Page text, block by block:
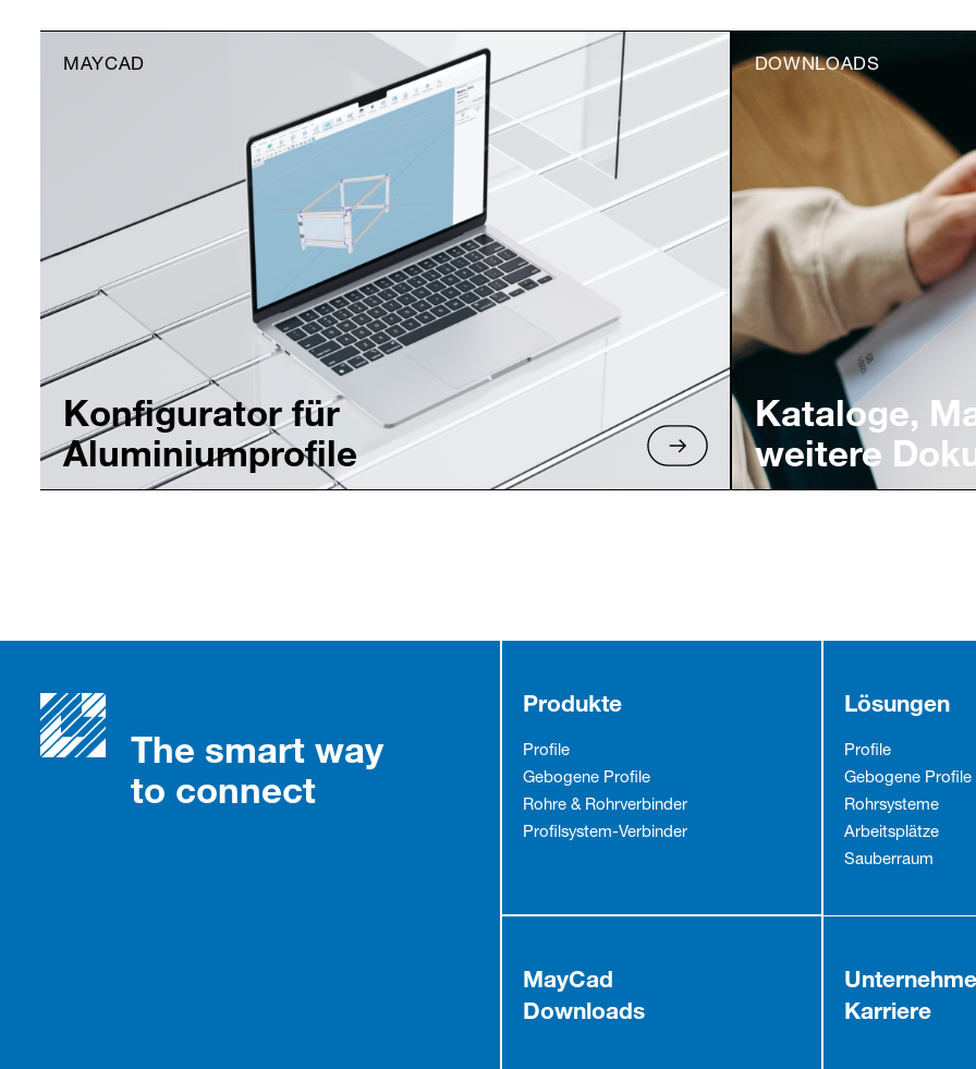
MAYCAD
Konfigurator für
Aluminiumprofile
DOWNLOADS
Kataloge,
weitere
The smart way
to connect
Produkte
Profile
Gebogene Profile
Rohre & Rohrverbinder
Profilsystem-Verbinder
Lösungen
Profile
Gebogene Profile
Rohrsysteme
Arbeitsplätze
Sauberraum
MayCad
Downloads
Karriere